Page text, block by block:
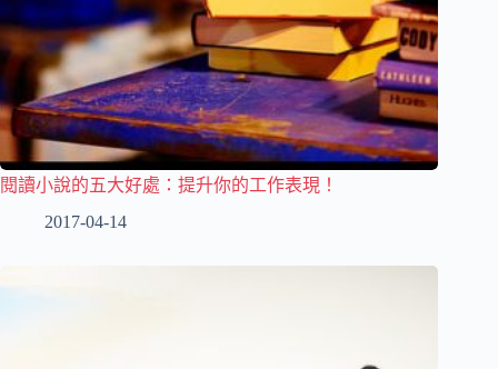
閱讀小說的五大好處：提升你的工作表現！
2017-04-14